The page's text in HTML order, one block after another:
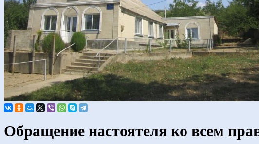
Обращение настоятеля ко всем